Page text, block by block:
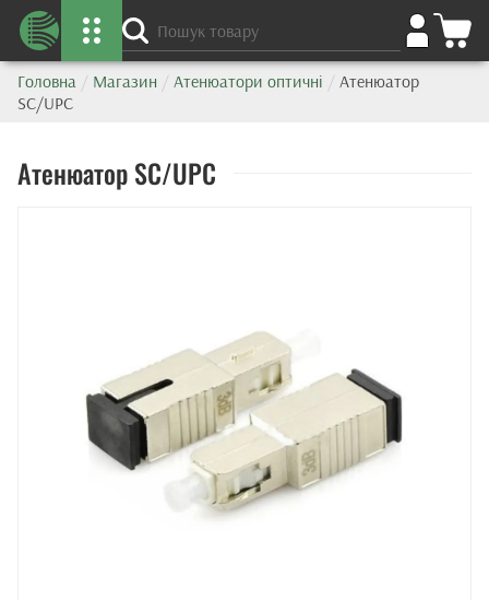
Головна / Магазин / Атенюатори оптичні / Атенюатор
SC/UPC
Атенюатор SC/UPC